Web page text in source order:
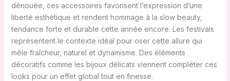
dénouée, ces accessoires favorisent l’expression d’une
liberté esthétique et rendent hommage à la slow beauty,
tendance forte et durable cette année encore. Les festivals
représentent le contexte idéal pour oser cette allure qui
mêle fraîcheur, naturel et dynamisme. Des éléments
décoratifs comme les bijoux délicats viennent compléter ces
looks pour un effet global tout en finesse.